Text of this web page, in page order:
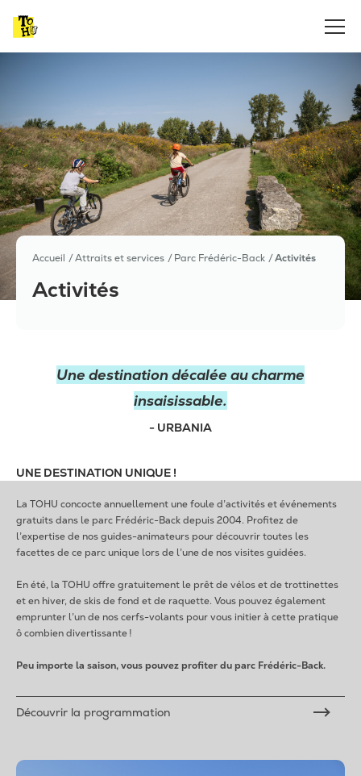
Accueil Attraits et services Parc Frédéric-Back Activités
Activités
Une destination décalée au charme
insaisissable.
- URBANIA
UNE DESTINATION UNIQUE !
La TOHU concocte annuellement une foule d’activités et événements
gratuits dans le parc Frédéric-Back depuis 2004. Profitez de
l’expertise de nos guides-animateurs pour découvrir toutes les
facettes de ce parc unique lors de l’une de nos visites guidées.
En été, la TOHU offre gratuitement le prêt de vélos et de trottinettes
et en hiver, de skis de fond et de raquette. Vous pouvez également
emprunter l’un de nos cerfs-volants pour vous initier à cette pratique
ô combien divertissante !
Peu importe la saison, vous pouvez profiter du parc Frédéric-Back.
Découvrir la programmation